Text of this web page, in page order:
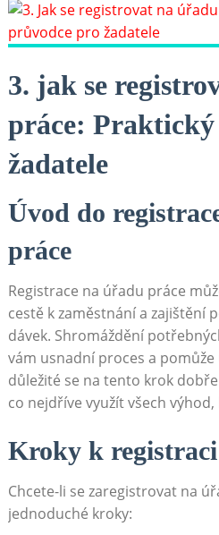
3. jak se
práce:
žadatele
Úvod do
práce
Registrace na úřadu práce
cestě k zaměstnání a zajištění
dávek. Shromáždění
vám usnadní proces a
důležité se na tento krok
co nejdříve využít všech
Kroky k registraci
Chcete-li se zaregistrovat na
jednoduché kroky: